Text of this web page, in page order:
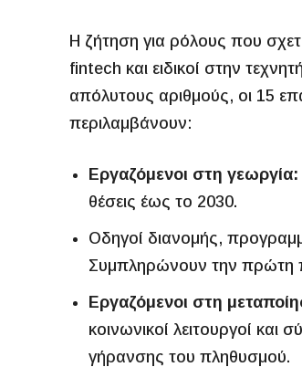
Η ζήτηση για ρόλους που
fintech και ειδικοί στην
απόλυτους αριθμούς, οι 15
περιλαμβάνουν:
Εργαζόμενοι στη γεωργία:
θέσεις έως το 2030.
Οδηγοί διανομής,
Συμπληρώνουν την πρώτη
Εργαζόμενοι στη
κοινωνικοί λειτουργοί
γήρανσης του πληθυσμού.